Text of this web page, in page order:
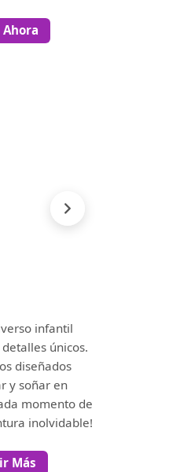
infantil
únicos.
diseñados
y soñar en
momento de
inolvidable!
Más